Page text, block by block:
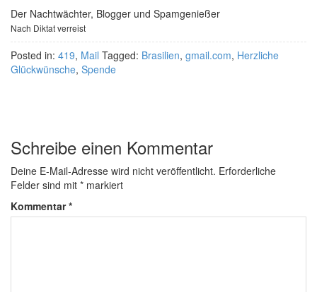
Der Nachtwächter, Blogger und Spamgenießer
Nach Diktat verreist
Posted in: 419, Mail Tagged: Brasilien, gmail.com, Herzliche
Glückwünsche, Spende
Schreibe einen Kommentar
Deine E-Mail-Adresse wird nicht veröffentlicht. Erforderliche
Felder sind mit * markiert
Kommentar*